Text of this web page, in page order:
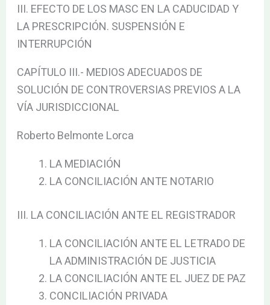
III. EFECTO DE LOS MASC EN LA CADUCIDAD Y
LA PRESCRIPCIÓN. SUSPENSIÓN E
INTERRUPCIÓN
CAPÍTULO III.- MEDIOS ADECUADOS DE
SOLUCIÓN DE CONTROVERSIAS PREVIOS A LA
VÍA JURISDICCIONAL
Roberto Belmonte Lorca
LA MEDIACIÓN
LA CONCILIACIÓN ANTE NOTARIO
III. LA CONCILIACIÓN ANTE EL REGISTRADOR
LA CONCILIACIÓN ANTE EL LETRADO DE
LA ADMINISTRACIÓN DE JUSTICIA
LA CONCILIACIÓN ANTE EL JUEZ DE PAZ
CONCILIACIÓN PRIVADA